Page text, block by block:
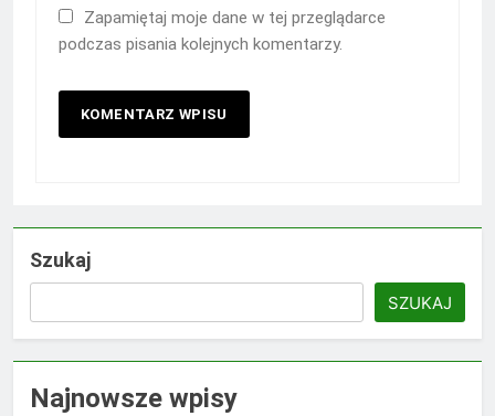
Zapamiętaj moje dane w tej przeglądarce
podczas pisania kolejnych komentarzy.
Szukaj
SZUKAJ
Najnowsze wpisy